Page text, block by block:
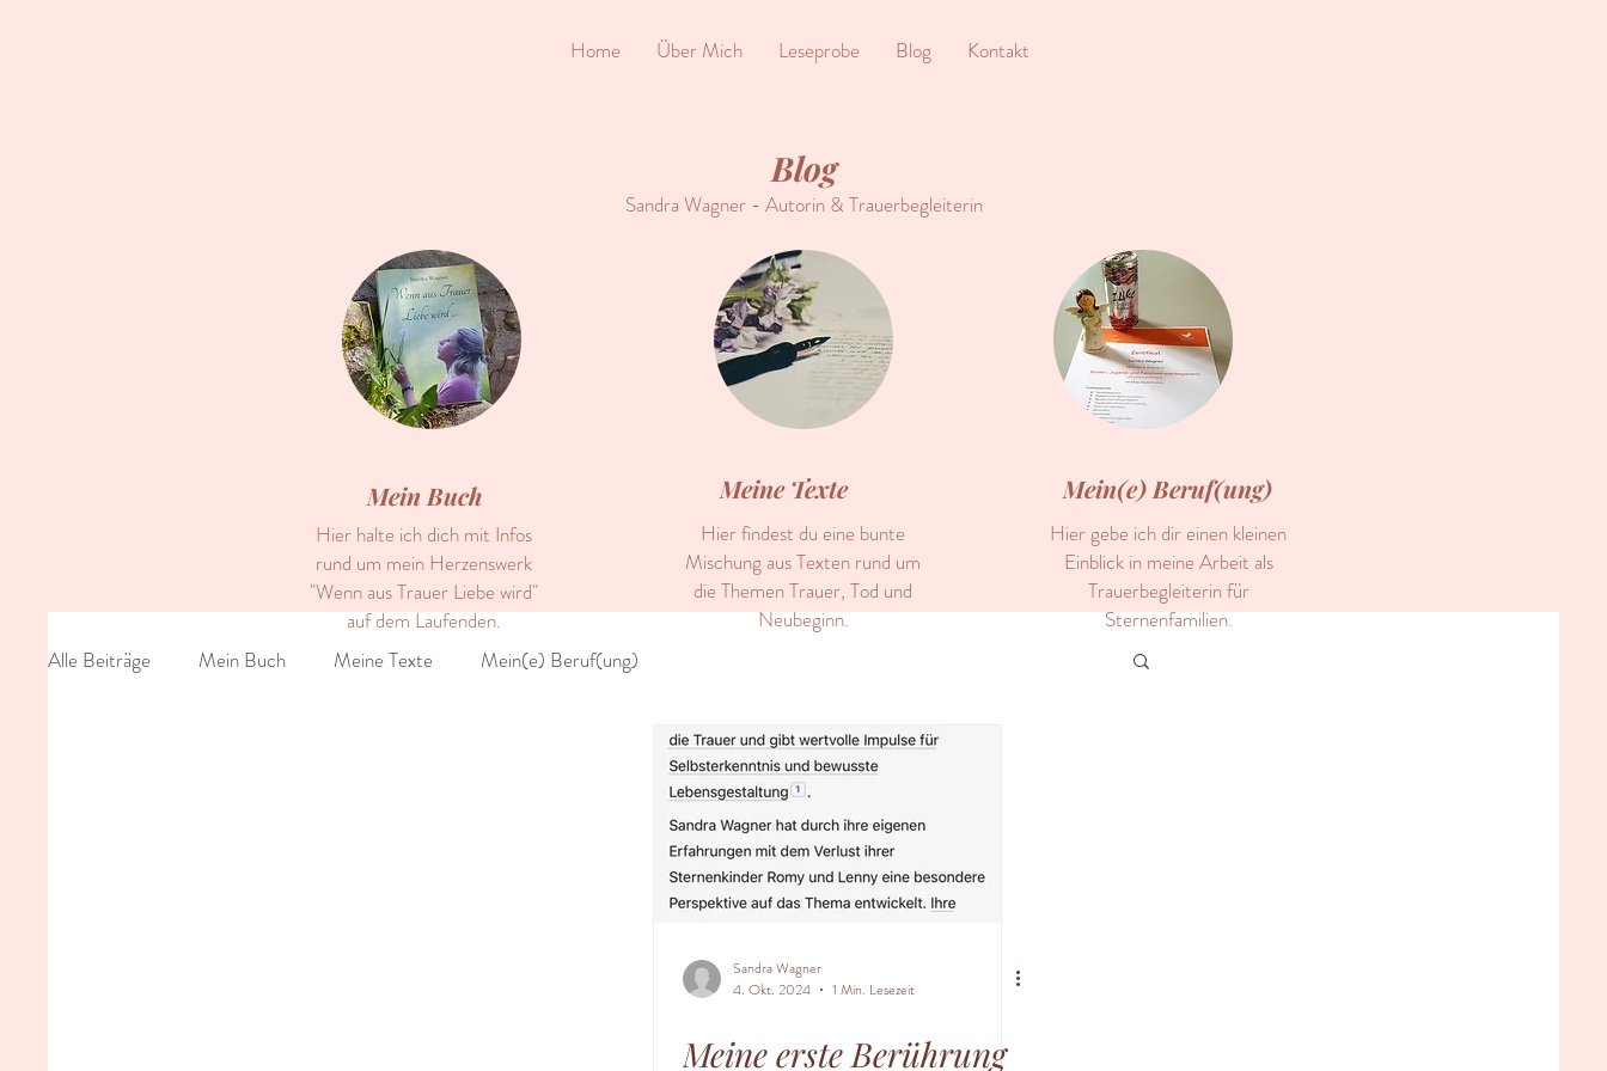
Home Über Mich Leseprobe Blog Kontakt
Alle Beiträge Mein Buch Meine Texte Mein(e) Beruf(ung)
Sandra Wagner
4. Okt. 2024
1 Min. Lesezeit
Meine erste Berührung
Blog
Sandra Wagner - Autorin & Trauerbegleiterin
Mein Buch
Hier halte ich dich mit Infos
rund um mein Herzenswerk
"Wenn aus Trauer Liebe wird"
auf dem Laufenden.
Meine Texte
Hier findest du eine bunte
Mischung aus Texten rund um
die Themen Trauer, Tod und
Neubeginn.
Mein(e) Beruf(ung)
Hier gebe ich dir einen kleinen
Einblick in meine Arbeit als
Trauerbegleiterin für
Sternenfamilien.